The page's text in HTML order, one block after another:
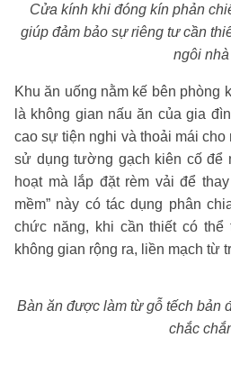
Cửa kính khi đóng kín phản
giúp đảm bảo sự riêng tư cần
ngôi nhà
Khu ăn uống nằm kế bên phòng
là không gian nấu ăn của gia
cao sự tiện nghi và thoải mái
sử dụng tường gạch kiên cố để
hoạt mà lắp đặt rèm vải để
mềm” này có tác dụng phân
chức năng, khi cần thiết có thể
không gian rộng ra, liền mạch từ
Bàn ăn được làm từ gỗ tếch bản
chắc